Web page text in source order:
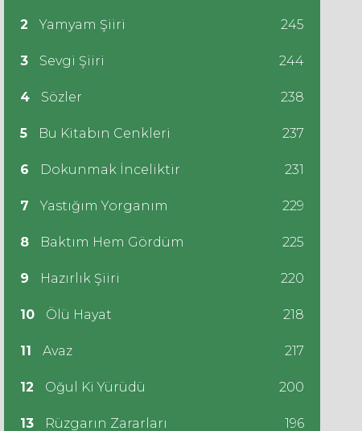
2 Yamyam Şiiri 245
3 Sevgi Şiiri 244
4 Sözler 238
5 Bu Kitabın Cenkleri 237
6 Dokunmak İnceliktir 231
7 Yastığım Yorganım 229
8 Baktım Hem Gördüm 225
9 Hazırlık Şiiri 220
10 Ölü Hayat 218
11 Avaz 217
12 Oğul Ki Yürüdü 200
13 Rüzgarın Zararları 196